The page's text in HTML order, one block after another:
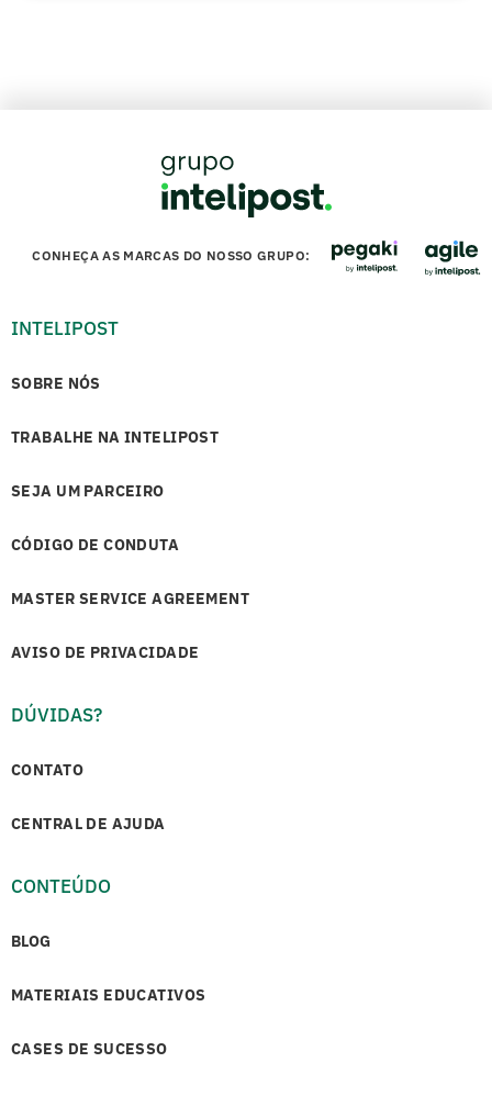
CONHEÇA AS MARCAS DO NOSSO GRUPO:
INTELIPOST
SOBRE NÓS
TRABALHE NA INTELIPOST
SEJA UM PARCEIRO
CÓDIGO DE CONDUTA
MASTER SERVICE AGREEMENT
AVISO DE PRIVACIDADE
DÚVIDAS?
CONTATO
CENTRAL DE AJUDA
CONTEÚDO
BLOG
MATERIAIS EDUCATIVOS
CASES DE SUCESSO